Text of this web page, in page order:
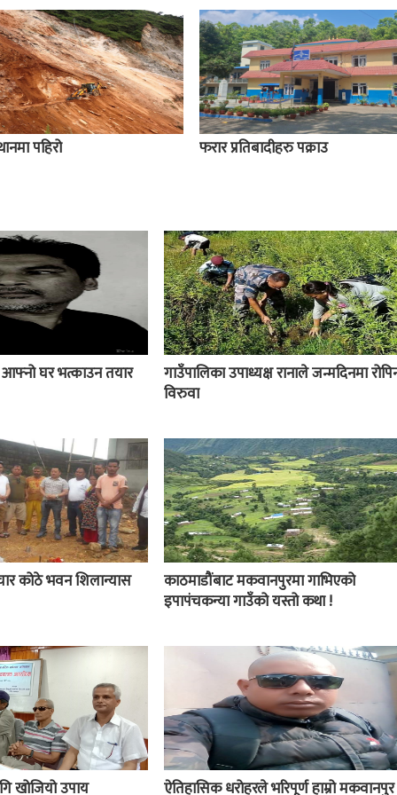
पहिरो फरार प्रतिबादीहरु पक्राउ
घर भत्काउन तयार
गाउँपालिका उपाध्यक्ष रानाले जन्मदिनमा
विरुवा
कोठे भवन शिलान्यास
काठमाडौंबाट मकवानपुरमा गाभिएको
इपापंचकन्या गाउँको यस्तो कथा !
खोजियो उपाय ऐतिहासिक धरोहरले भरिपूर्ण हाम्रो मकवानपुर